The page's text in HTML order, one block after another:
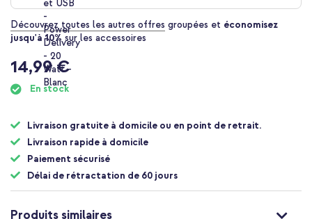
Découvrez toutes les autres offres groupées et économisez
jusqu'à 10% sur les accessoires
14,99 €
En stock
Livraison gratuite à domicile ou en point de retrait.
Livraison rapide à domicile
Paiement sécurisé
Délai de rétractation de 60 jours
Produits similaires